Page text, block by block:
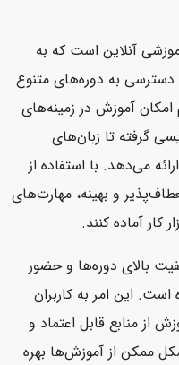
آنلاین است که به
به دوره‌های متنوع
آموزش در زمینه‌های
گرفته تا زبان‌های
می‌دهد. با استفاده از
و بهینه، مهارت‌های
آماده کنند.
بالای دوره‌ها و حضور
این امر به کاربران
منابع قابل اعتماد و
ممکن از آموزش‌ها بهره